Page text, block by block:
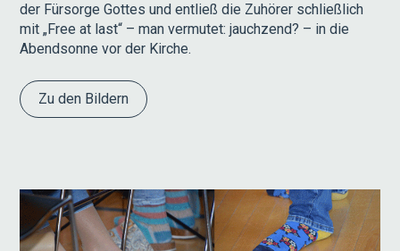
der Fürsorge Gottes und entließ die Zuhörer schließlich
mit „Free at last“ – man vermutet: jauchzend? – in die
Abendsonne vor der Kirche.
Zu den Bildern